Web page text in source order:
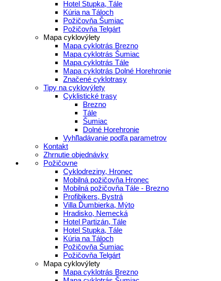
Hotel Stupka, Tále
Kúria na Táloch
Požičovňa Šumiac
Požičovňa Telgárt
Mapa cyklovýlety
Mapa cyklotrás Brezno
Mapa cyklotrás Šumiac
Mapa cyklotrás Tále
Mapa cyklotrás Dolné Horehronie
Značené cyklotrasy
Tipy na cyklovýlety
Cyklistické trasy
Brezno
Tále
Šumiac
Dolné Horehronie
Vyhľladávanie podľa parametrov
Kontakt
Zhrnutie objednávky
Požičovne
Cyklodreziny, Hronec
Mobilná požičovňa Hronec
Mobilná požičovňa Tále - Brezno
Profibikers, Bystrá
Villa Ďumbierka, Mýto
Hradisko, Nemecká
Hotel Partizán, Tále
Hotel Stupka, Tále
Kúria na Táloch
Požičovňa Šumiac
Požičovňa Telgárt
Mapa cyklovýlety
Mapa cyklotrás Brezno